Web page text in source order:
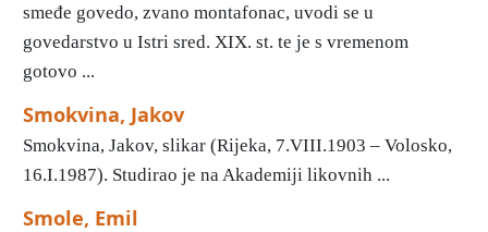
smeđe govedo, zvano montafonac, uvodi se u
govedarstvo u Istri sred. XIX. st. te je s vremenom
gotovo ...
Smokvina, Jakov
Smokvina, Jakov, slikar (Rijeka, 7.VIII.1903 – Volosko,
16.I.1987). Studirao je na Akademiji likovnih ...
Smole, Emil